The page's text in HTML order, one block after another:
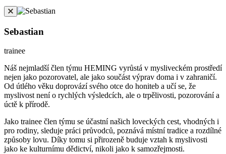
Sebastian
trainee
Náš nejmladší člen týmu HEMING vyrůstá v mysliveckém prostředí
nejen jako pozorovatel, ale jako součást výprav doma i v zahraničí.
Od útlého věku doprovází svého otce do honiteb a učí se, že
myslivost není o rychlých výsledcích, ale o trpělivosti, pozorování a
úctě k přírodě.
Jako trainee člen týmu se účastní našich loveckých cest, vhodných i
pro rodiny, sleduje práci průvodců, poznává místní tradice a rozdílné
způsoby lovu. Díky tomu si přirozeně buduje vztah k myslivosti
jako ke kulturnímu dědictví, nikoli jako k samozřejmosti.